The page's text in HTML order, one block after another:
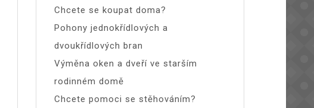
Chcete se koupat doma?
Pohony jednokřídlových a
dvoukřídlových bran
Výměna oken a dveří ve starším
rodinném domě
Chcete pomoci se stěhováním?